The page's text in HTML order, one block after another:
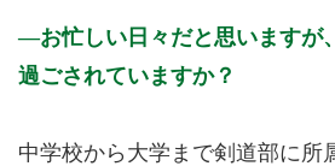
お忙しい日々だと思いますが
過ごされていますか？
中学校から大学まで剣道部に所